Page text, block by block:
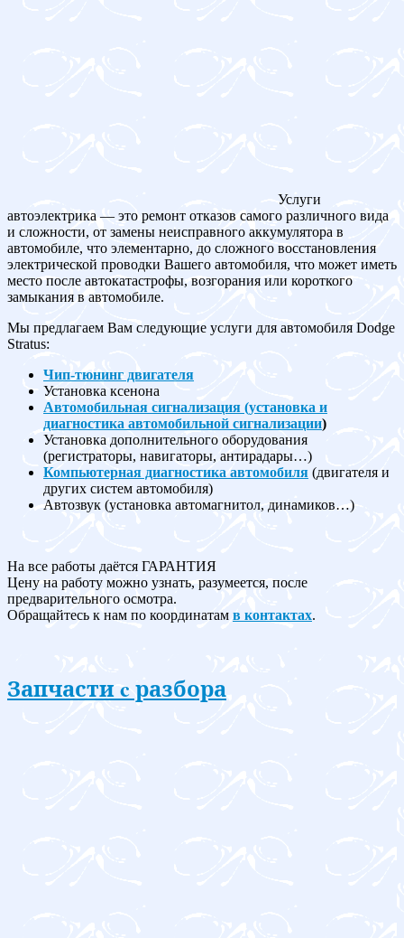
Услуги
автоэлектрика — это ремонт отказов самого различного вида
и сложности, от замены неисправного аккумулятора в
автомобиле, что элементарно, до сложного восстановления
электрической проводки Вашего автомобиля, что может иметь
место после автокатастрофы, возгорания или короткого
замыкания в автомобиле.
Мы предлагаем Вам следующие услуги для автомобиля Dodge
Stratus:
Чип-тюнинг двигателя
Установка ксенона
Автомобильная сигнализация (установка и
диагностика автомобильной сигнализации)
Установка дополнительного оборудования
(регистраторы, навигаторы, антирадары…)
Компьютерная диагностика автомобиля (двигателя и
других систем автомобиля)
Автозвук (установка автомагнитол, динамиков…)
На все работы даётся ГАРАНТИЯ
Цену на работу можно узнать, разумеется, после
предварительного осмотра.
Обращайтесь к нам по координатам в контактах.
Запчасти c разбора